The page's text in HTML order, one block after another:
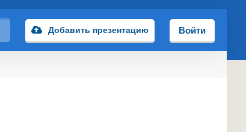
Добавить презентацию Войти